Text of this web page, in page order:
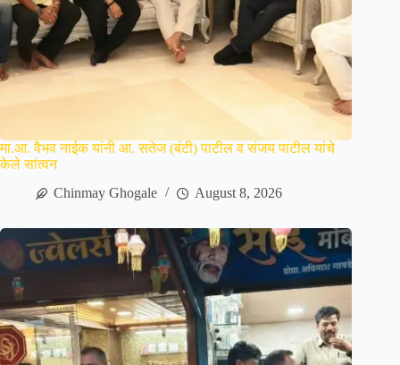
मा.आ. वैभव नाईक यांनी आ. सतेज (बंटी) पाटील व संजय पाटील यांचे
केले सांत्वन
Chinmay Ghogale
August 8, 2026